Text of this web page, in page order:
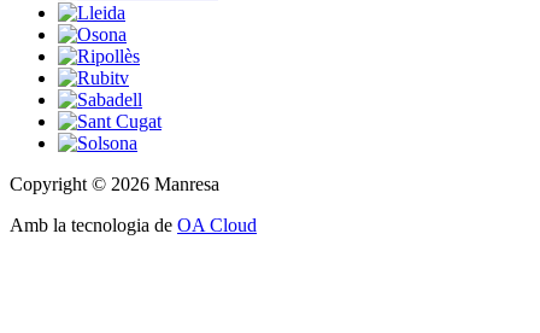
Copyright © 2026 Manresa
Amb la tecnologia de OA Cloud